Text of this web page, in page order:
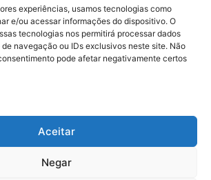
experiências, usamos tecnologias como
e/ou acessar informações do dispositivo. O
tecnologias nos permitirá processar dados
navegação ou IDs exclusivos neste site. Não
pode afetar negativamente certos
Aceitar
Negar
Resíduos Sólidos
05/08/2026
reservados | Desenvolvido por:
| Hospedado por:NP Publicidade
Conosco
Sobre Nós
e Privacidade